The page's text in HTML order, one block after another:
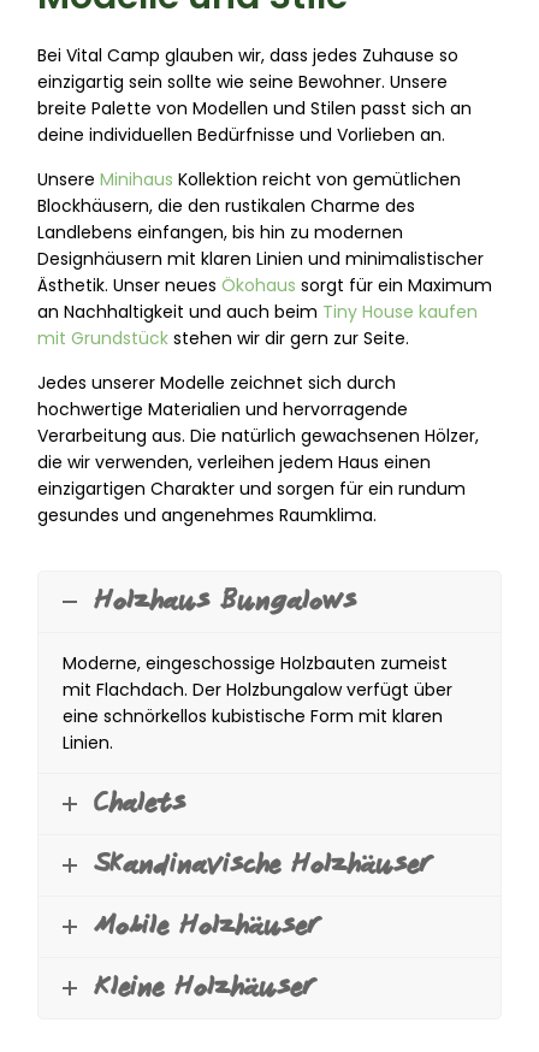
Bei Vital Camp glauben wir, dass jedes Zuhause so
einzigartig sein sollte wie seine Bewohner. Unsere
breite Palette von Modellen und Stilen passt sich an
deine individuellen Bedürfnisse und Vorlieben an.
UnsereMinihaus Kollektion reicht von gemütlichen
Blockhäusern, die den rustikalen Charme des
Landlebens einfangen, bis hin zu modernen
Designhäusern mit klaren Linien und minimalistischer
Ästhetik. Unser neuesÖkohaus sorgt für ein Maximum
an Nachhaltigkeit und auch beim Tiny House kaufen
mit Grundstück stehen wir dir gern zur Seite.
Jedes unserer Modelle zeichnet sich durch
hochwertige Materialien und hervorragende
Verarbeitung aus. Die natürlich gewachsenen Hölzer,
die wir verwenden, verleihen jedem Haus einen
einzigartigen Charakter und sorgen für ein rundum
gesundes und angenehmes Raumklima.
Holzhaus Bungalows
Moderne, eingeschossige Holzbauten zumeist
mit Flachdach. Der Holzbungalow verfügt über
eine schnörkellos kubistische Form mit klaren
Linien.
Chalets
Skandinavische Holzhäuser
Mobile Holzhäuser
Kleine Holzhäuser